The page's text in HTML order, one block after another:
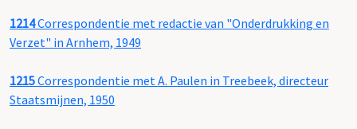
1214Correspondentie met redactie van "Onderdrukking en
Verzet" in Arnhem, 1949
1215Correspondentie met A. Paulen in Treebeek, directeur
Staatsmijnen, 1950